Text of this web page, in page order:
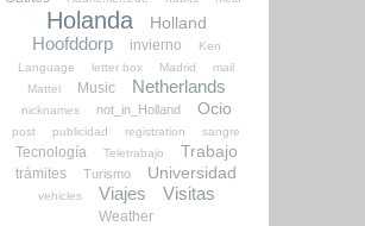
Holanda Holland
Hoofddorp invierno
Ken
Language
letter box Madrid
mail
Mattel
Music Netherlands
nicknames not_in_Holland Ocio
post publicidad registration sangre
Tecnología Teletrabajo Trabajo
trámites Turismo Universidad
vehicles Viajes Visitas
Weather